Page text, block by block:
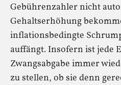
Gebührenzahler nicht
Gehaltserhöhung
inflationsbedingte
auffängt. Insofern ist jede
Zwangsabgabe immer
zu stellen, ob sie denn